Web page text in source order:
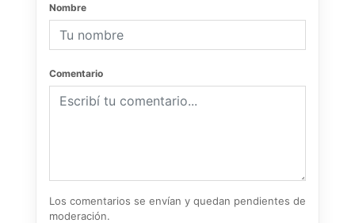
Nombre
Comentario
Los comentarios se envían y quedan pendientes de
moderación.